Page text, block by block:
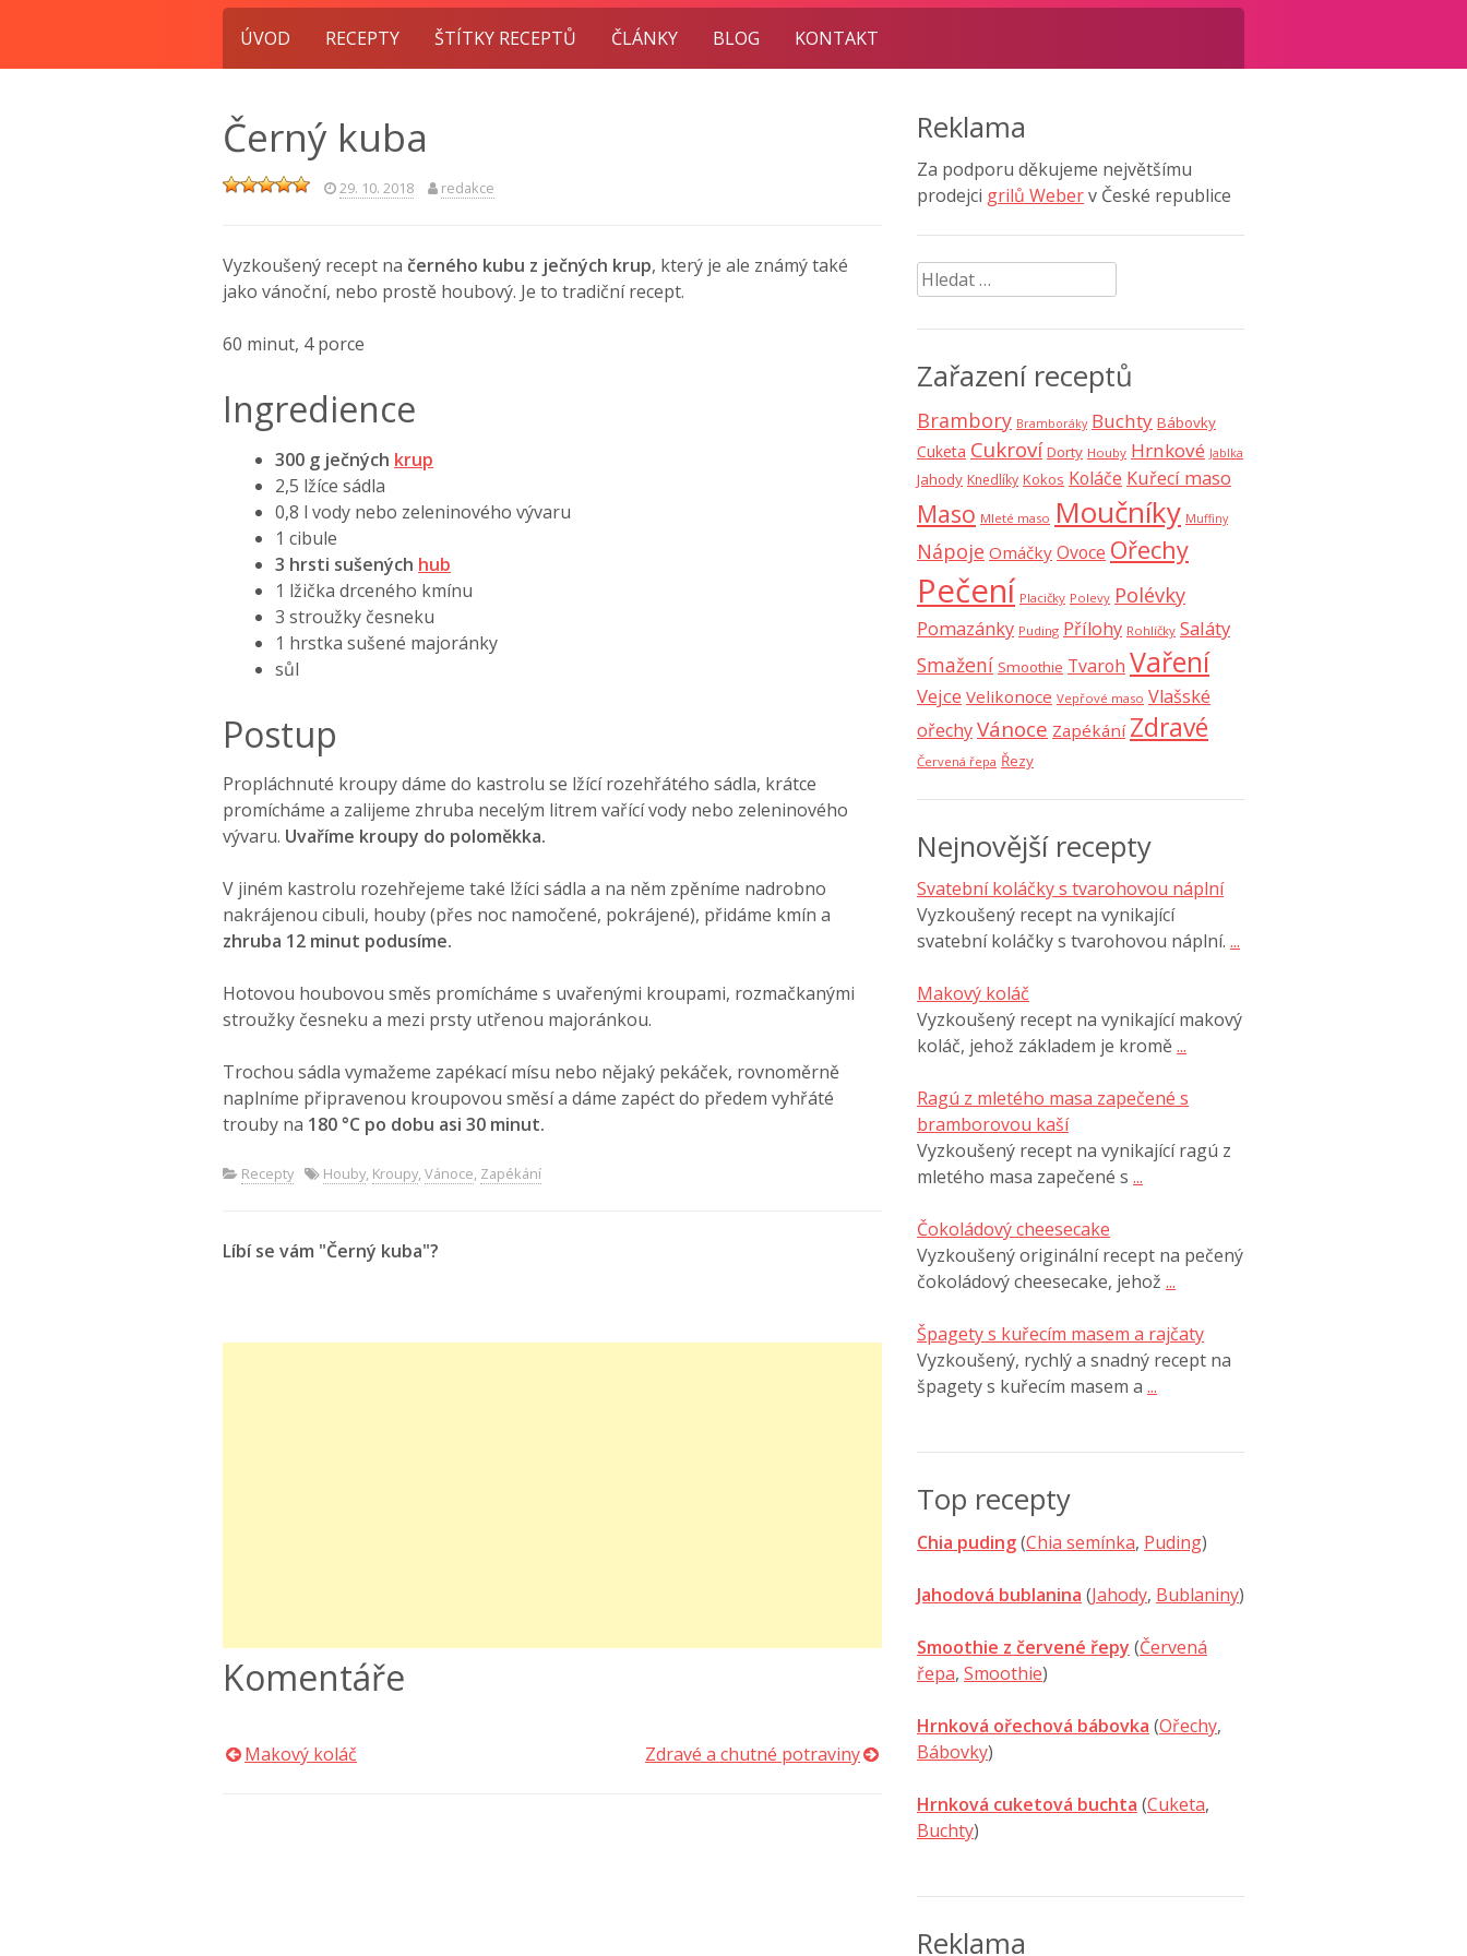
ÚVOD RECEPTY ŠTÍTKY RECEPTŮ ČLÁNKY BLOG KONTAKT
Černý kuba
29. 10. 2018 redakce
Vyzkoušený recept na černého kubu z ječných krup, který je ale známý také
jako vánoční, nebo prostě houbový. Je to tradiční recept.
60 minut, 4 porce
Ingredience
300 g ječných krup
2,5 lžíce sádla
0,8 l vody nebo zeleninového vývaru
1 cibule
3 hrsti sušených hub
1 lžička drceného kmínu
3 stroužky česneku
1 hrstka sušené majoránky
sůl
Postup
Propláchnuté kroupy dáme do kastrolu se lžící rozehřátého sádla, krátce
promícháme a zalijeme zhruba necelým litrem vařící vody nebo zeleninového
vývaru. Uvaříme kroupy do poloměkka.
V jiném kastrolu rozehřejeme také lžíci sádla a na něm zpěníme nadrobno
nakrájenou cibuli, houby (přes noc namočené, pokrájené), přidáme kmín a
zhruba 12 minut podusíme.
Hotovou houbovou směs promícháme s uvařenými kroupami, rozmačkanými
stroužky česneku a mezi prsty utřenou majoránkou.
Trochou sádla vymažeme zapékací mísu nebo nějaký pekáček, rovnoměrně
naplníme připravenou kroupovou směsí a dáme zapéct do předem vyhřáté
trouby na 180 °C po dobu asi 30 minut.
Recepty Houby, Kroupy, Vánoce, Zapékání
Líbí se vám "Černý kuba"?
Komentáře
Navigace
Makový koláč Zdravé a chutné potraviny
Reklama
Za podporu děkujeme největšímu
prodejci grilů Weberv České republice
Vyhledávání
Zařazení receptů
Brambory Bramboráky Buchty Bábovky
Cuketa Cukroví Dorty Houby Hrnkové Jablka
Jahody Knedlíky Kokos Koláče Kuřecí maso
Maso Mleté maso Moučníky Muffiny
Nápoje Omáčky Ovoce Ořechy
Pečení Placičky Polevy Polévky
Pomazánky Puding Přílohy Rohlíčky Saláty
Smažení Smoothie Tvaroh Vaření
Vejce Velikonoce Vepřové maso Vlašské
ořechyVánoce Zapékání Zdravé
Červená řepa Řezy
Nejnovější recepty
Svatební koláčky s tvarohovou náplní
Vyzkoušený recept na vynikající
svatební koláčky s tvarohovou náplní. ...
Makový koláč
Vyzkoušený recept na vynikající makový
koláč, jehož základem je kromě...
Ragú z mletého masa zapečené s
bramborovou kaší
Vyzkoušený recept na vynikající ragú z
mletého masa zapečené s ...
Čokoládový cheesecake
Vyzkoušený originální recept na pečený
čokoládový cheesecake, jehož ...
Špagety s kuřecím masem a rajčaty
Vyzkoušený, rychlý a snadný recept na
špagety s kuřecím masem a ...
Top recepty
Chia puding(Chia semínka, Puding)
Jahodová bublanina (Jahody, Bublaniny)
Smoothie z červené řepy (Červená
řepa, Smoothie)
Hrnková ořechová bábovka (Ořechy,
Bábovky)
Hrnková cuketová buchta (Cuketa,
Buchty)
Reklama